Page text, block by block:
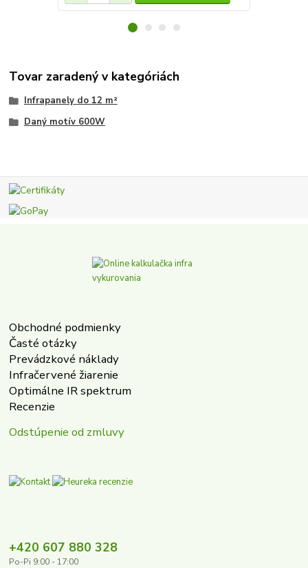
Tovar zaradený v kategóriách
Infrapanely do 12 m²
Daný motív 600W
Obchodné podmienky
Časté otázky
Prevádzkové náklady
Infračervené žiarenie
Optimálne IR spektrum
Recenzie
Odstúpenie od zmluvy
+420 607 880 328
Po-Pi 9:00 - 17:00